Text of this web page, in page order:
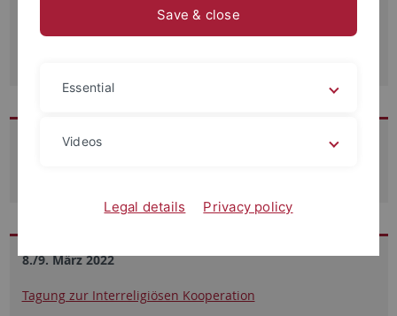
Veröffentlichung des Sammelbandes
21./22. September 2022
8./9. März 2022
Tagung zur Interreligiösen Kooperation
Save & close
Essential
Videos
Legal details Privacy policy